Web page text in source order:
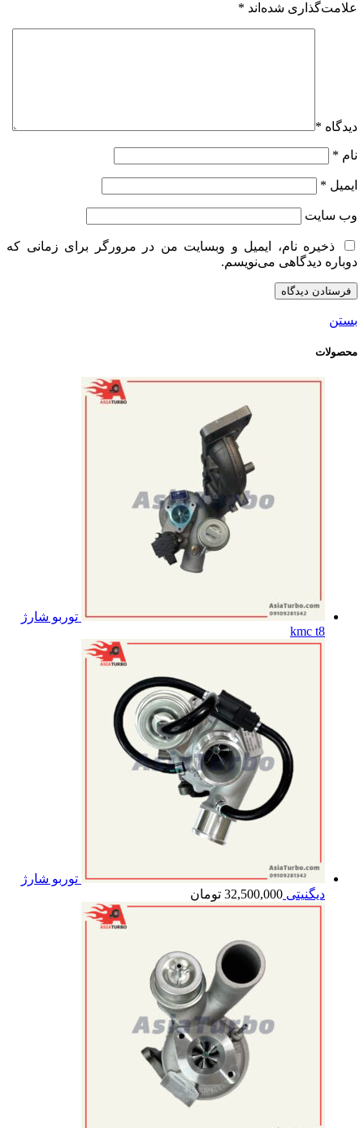
علامت‌گذاری شده‌اند *
دیدگاه *
نام *
ایمیل *
وب‌ سایت
ذخیره نام، ایمیل و وبسایت من در مرورگر برای زمانی که
دوباره دیدگاهی می‌نویسم.
بستن
محصولات
توربو شارژ
kmc t8
توربو شارژ
دیگنیتی 32,500,000 تومان